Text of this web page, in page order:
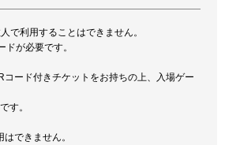
で利用することはできません。
が必要です。
コード付きチケットをお持ちの上、入場ゲー
す。
できません。